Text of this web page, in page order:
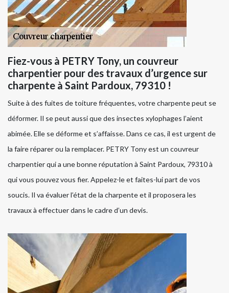
Fiez-vous à PETRY Tony, un couvreur
charpentier pour des travaux d’urgence sur
charpente à Saint Pardoux, 79310 !
Suite à des fuites de toiture fréquentes, votre charpente peut se
déformer. Il se peut aussi que des insectes xylophages l’aient
abimée. Elle se déforme et s’affaisse. Dans ce cas, il est urgent de
la faire réparer ou la remplacer. PETRY Tony est un couvreur
charpentier qui a une bonne réputation à Saint Pardoux, 79310 à
qui vous pouvez vous fier. Appelez-le et faites-lui part de vos
soucis. Il va évaluer l’état de la charpente et il proposera les
travaux à effectuer dans le cadre d’un devis.